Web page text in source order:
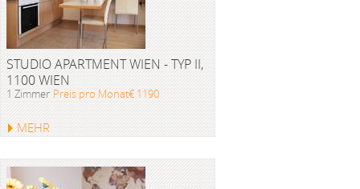
STUDIO APARTMENT WIEN - TYP II,
1100 WIEN
1 Zimmer Preis pro Monat€ 1190
MEHR